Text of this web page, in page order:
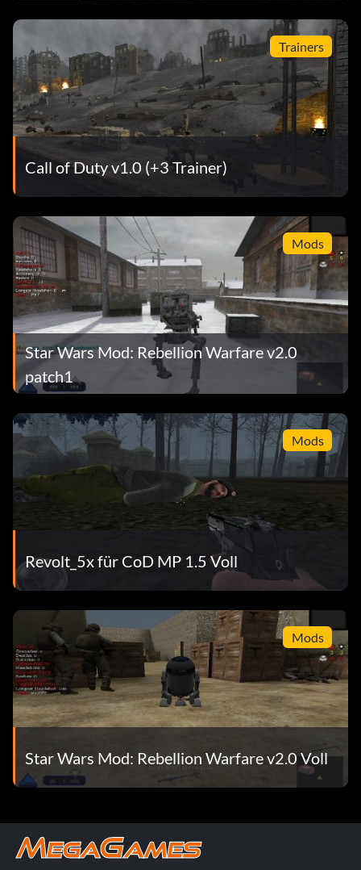
Trainers
Call of Duty v1.0 (+3 Trainer)
Mods
Star Wars Mod: Rebellion Warfare v2.0
patch1
Mods
Revolt_5x für CoD MP 1.5 Voll
Mods
Star Wars Mod: Rebellion Warfare v2.0 Voll